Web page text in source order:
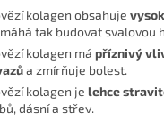
kolagen obsahuje
tak budovat svalovou
kolagen má příznivý
a zmírňuje bolest.
kolagen je lehce
dásní a střev.